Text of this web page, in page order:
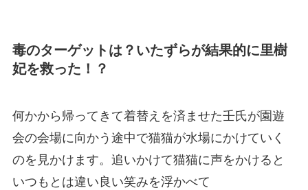
毒のターゲットは？いたずらが結果的に里樹
妃を救った！？
何かから帰ってきて着替えを済ませた壬氏が園遊
会の会場に向かう途中で猫猫が水場にかけていく
のを見かけます。追いかけて猫猫に声をかけると
いつもとは違い良い笑みを浮かべて